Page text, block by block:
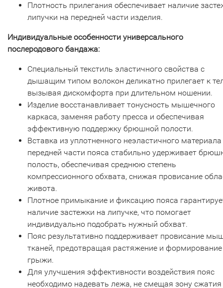
Плотность прилегания обеспечивает наличие
липучки на передней части изделия.
Индивидуальные особенности универсального
послеродового бандажа:
Специальный текстиль эластичного свойства с
дышащим типом волокон деликатно прилегает к
вызывая дискомфорта при длительном ношении.
Изделие восстанавливает тонусность мышечного
каркаса, заменяя работу пресса и обеспечивая
эффективную поддержку брюшной полости.
Вставка из уплотненного неэластичного
передней части пояса стабильно удерживает
полость, обеспечивая среднюю степень
компрессионного обхвата, снижая провисание
живота.
Плотное примыкание и фиксацию пояса
наличие застежки на липучке, что помогает
индивидуально подобрать нужный обхват.
Пояс результативно поддерживает провисание
тканей, предотвращая растяжение и формирование
грыжи.
Для улучшения эффективности воздействия пояс
необходимо надевать лежа, не смещая зону